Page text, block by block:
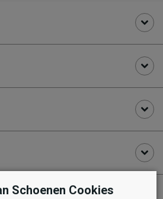
Schoenen Cookies